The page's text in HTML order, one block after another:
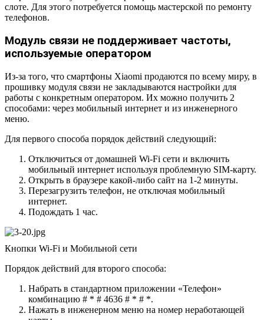
слоте. Для этого потребуется помощь мастерской по ремонту
телефонов.
Модуль связи не поддерживает частоты,
используемые оператором
Из-за того, что смартфоны Xiaomi продаются по всему миру, в
прошивку модуля связи не закладываются настройки для
работы с конкретным оператором. Их можно получить 2
способами: через мобильный интернет и из инженерного
меню.
Для первого способа порядок действий следующий:
Отключиться от домашней Wi-Fi сети и включить
мобильный интернет используя проблемную SIM-карту.
Открыть в браузере какой-либо сайт на 1-2 минуты.
Перезагрузить телефон, не отключая мобильный
интернет.
Подождать 1 час.
Кнопки Wi-Fi и Мобильной сети
Порядок действий для второго способа:
Набрать в стандартном приложении «Телефон»
комбинацию # * # 4636 # * # *.
Нажать в инженерном меню на номер неработающей